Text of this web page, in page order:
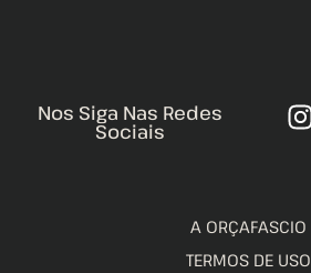
Nos Siga Nas Redes
Sociais
A ORÇAFASCIO
TERMOS DE USO